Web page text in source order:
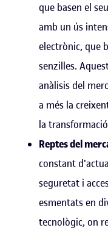
que basen el
amb un ús
electrònic, que
senzilles.
anàlisis del
a més la
la
Reptes del
constant
seguretat i
esmentats en
tecnològic, on